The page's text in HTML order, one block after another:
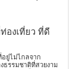
องเที่ยว ที่ดี
ยู่ไม่ไกลจาก
ธรรมชาติที่สวยงาม